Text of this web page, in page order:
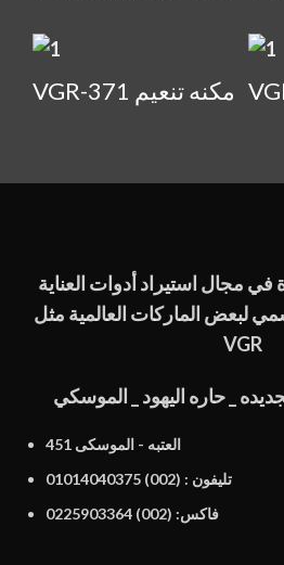
VGR-371 مكنه تنعيم
مجال استيراد أدوات العناية
لبعض الماركات العالمية مثل
VGR
_ حاره اليهود _ الموسكي
451 العتبه - الموسكى
تليفون : (002) 01014040375
فاكس: (002) 0225903364